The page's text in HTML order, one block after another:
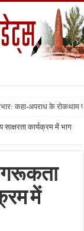
कहा-अपराध के रोकथाम
कार्यक्रम में भाग
में